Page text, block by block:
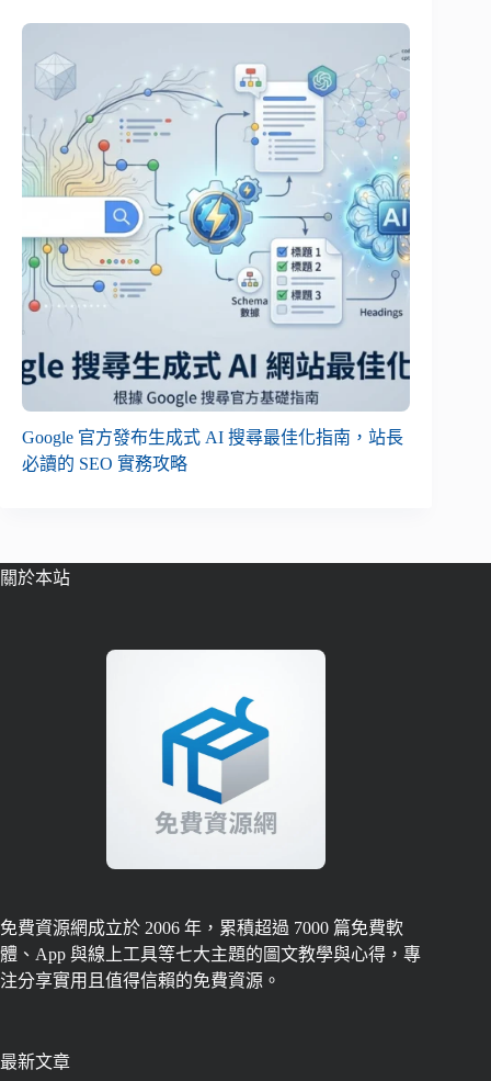
Google 官方發布生成式 AI 搜尋最佳化指南，站長
必讀的 SEO 實務攻略
關於本站
免費資源網成立於 2006 年，累積超過 7000 篇免費軟
體、App 與線上工具等七大主題的圖文教學與心得，專
注分享實用且值得信賴的免費資源。
最新文章